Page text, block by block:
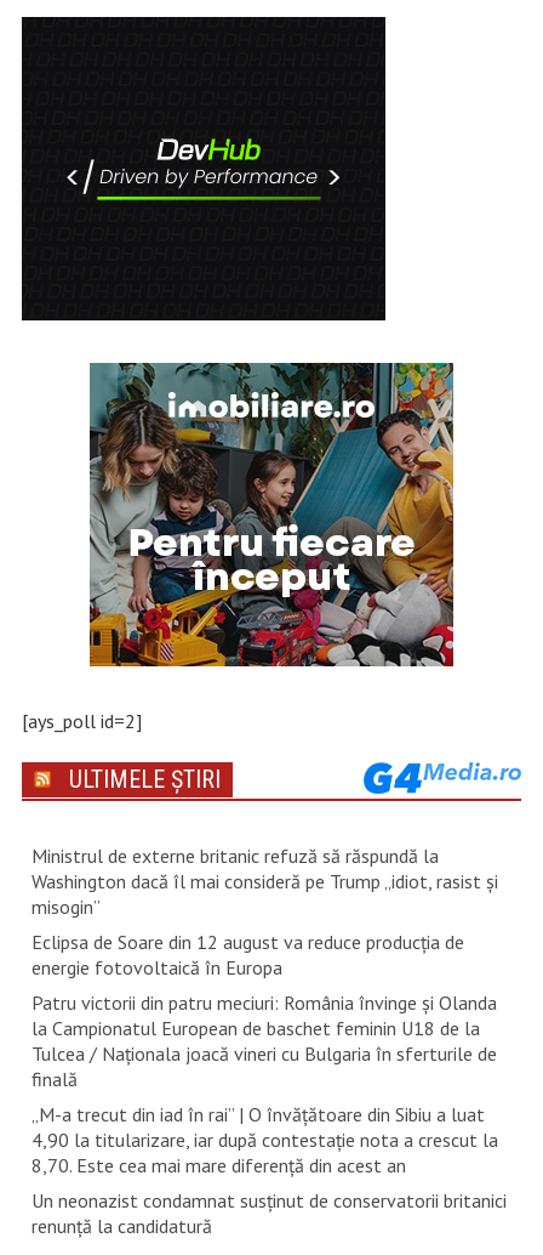
[ays_poll id=2]
ULTIMELE ȘTIRI
Ministrul de externe britanic refuză să răspundă la
Washington dacă îl mai consideră pe Trump „idiot, rasist şi
misogin”
Eclipsa de Soare din 12 august va reduce producția de
energie fotovoltaică în Europa
Patru victorii din patru meciuri: România învinge și Olanda
la Campionatul European de baschet feminin U18 de la
Tulcea / Naționala joacă vineri cu Bulgaria în sferturile de
finală
„M-a trecut din iad în rai” | O învățătoare din Sibiu a luat
4,90 la titularizare, iar după contestație nota a crescut la
8,70. Este cea mai mare diferență din acest an
Un neonazist condamnat susţinut de conservatorii britanici
renunţă la candidatură